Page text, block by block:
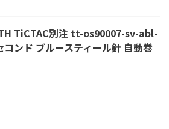
TiCTAC別注 tt-os90007-sv-abl-
ンド ブルースティール針 自動巻